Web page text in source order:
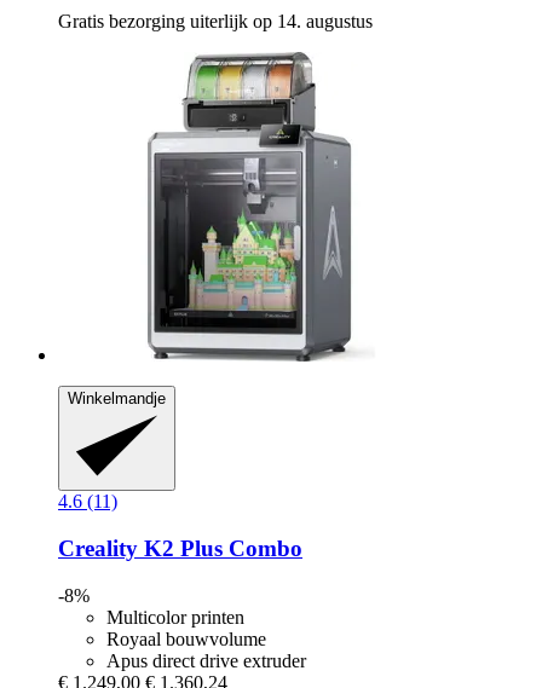
Gratis bezorging uiterlijk op 14. augustus
Winkelmandje
4.6 (11)
Creality K2 Plus Combo
-8%
Multicolor printen
Royaal bouwvolume
Apus direct drive extruder
€ 1.249,00 € 1.360,24